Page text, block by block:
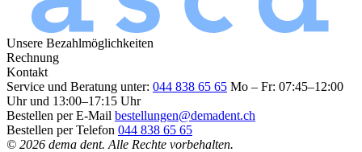
Unsere Bezahlmöglichkeiten
Rechnung
Kontakt
Service und Beratung unter: 044 838 65 65 Mo – Fr: 07:45–12:00
Uhr und 13:00–17:15 Uhr
Bestellen per E-Mail bestellungen@demadent.ch
Bestellen per Telefon 044 838 65 65
© 2026 dema dent. Alle Rechte vorbehalten.